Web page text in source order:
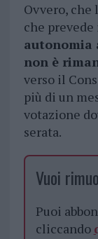
Ovvero, che
che
autonomia
non è
verso il
più di un
votazione
serata.
Vuoi
Puoi
cliccando